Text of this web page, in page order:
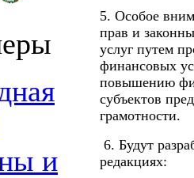
и
5. Особое
прав и
услуг путем
финансовых
повышению
субъектов
грамотности.
6. Будут
редакциях: